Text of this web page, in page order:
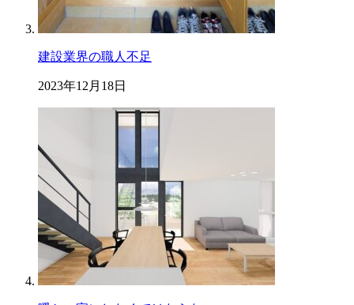
建設業界の職人不足
2023年12月18日